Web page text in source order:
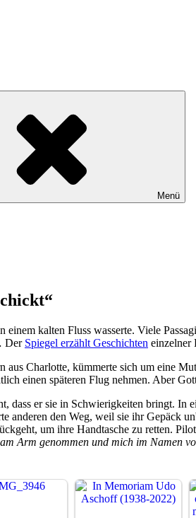
Menü
kalten Fluss wasserte. Viele
Der Spiegel erzählt Geschichten einzelner
Charlotte, kümmerte sich um eine
einen späteren Flug nehmen. Aber
dass er sie in Schwierigkeiten bringt.
anderen den Weg, weil sie ihr Gepäck
um ihre Handtasche zu retten.
Arm genommen und mich im Namen